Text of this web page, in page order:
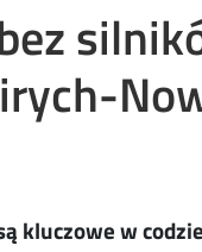
kluczowe w